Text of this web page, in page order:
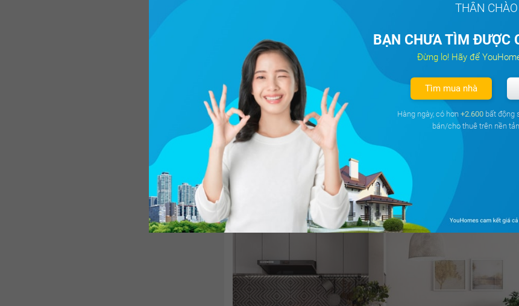
Rèm cửa bằng nan gỗ làm vách ngăn tạm giữa phòng khách và
căn phòng trở nên thông thoáng hơn, không bị bí bách khi sử dụng
hay thạch cao nhất là đối với những căn hộ có diện tích nhỏ.
THÂN
BẠN CHƯA TÌM ĐƯỢC
Đừng lo! Hãy để
Tìm mua nhà
Hàng ngày, có hơn +2.600 bất động
bán/cho thuê trên nền